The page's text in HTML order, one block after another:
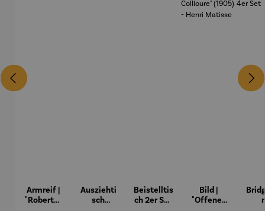
Armreif |
"Roberta"
Ausziehti
sch
Beistelltis
ch 2er Set
Bild |
"Offenes